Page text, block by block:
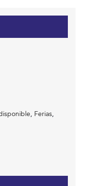
, Ferias,